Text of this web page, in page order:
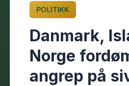
POLITIKK
Danmark,
Norge
angrep på